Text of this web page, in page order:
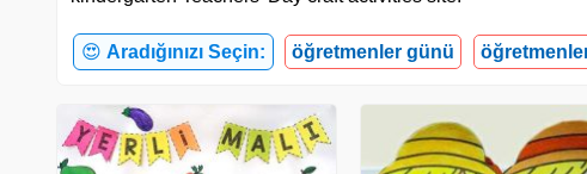
😍 Aradığınızı Seçin: öğretmenler günü